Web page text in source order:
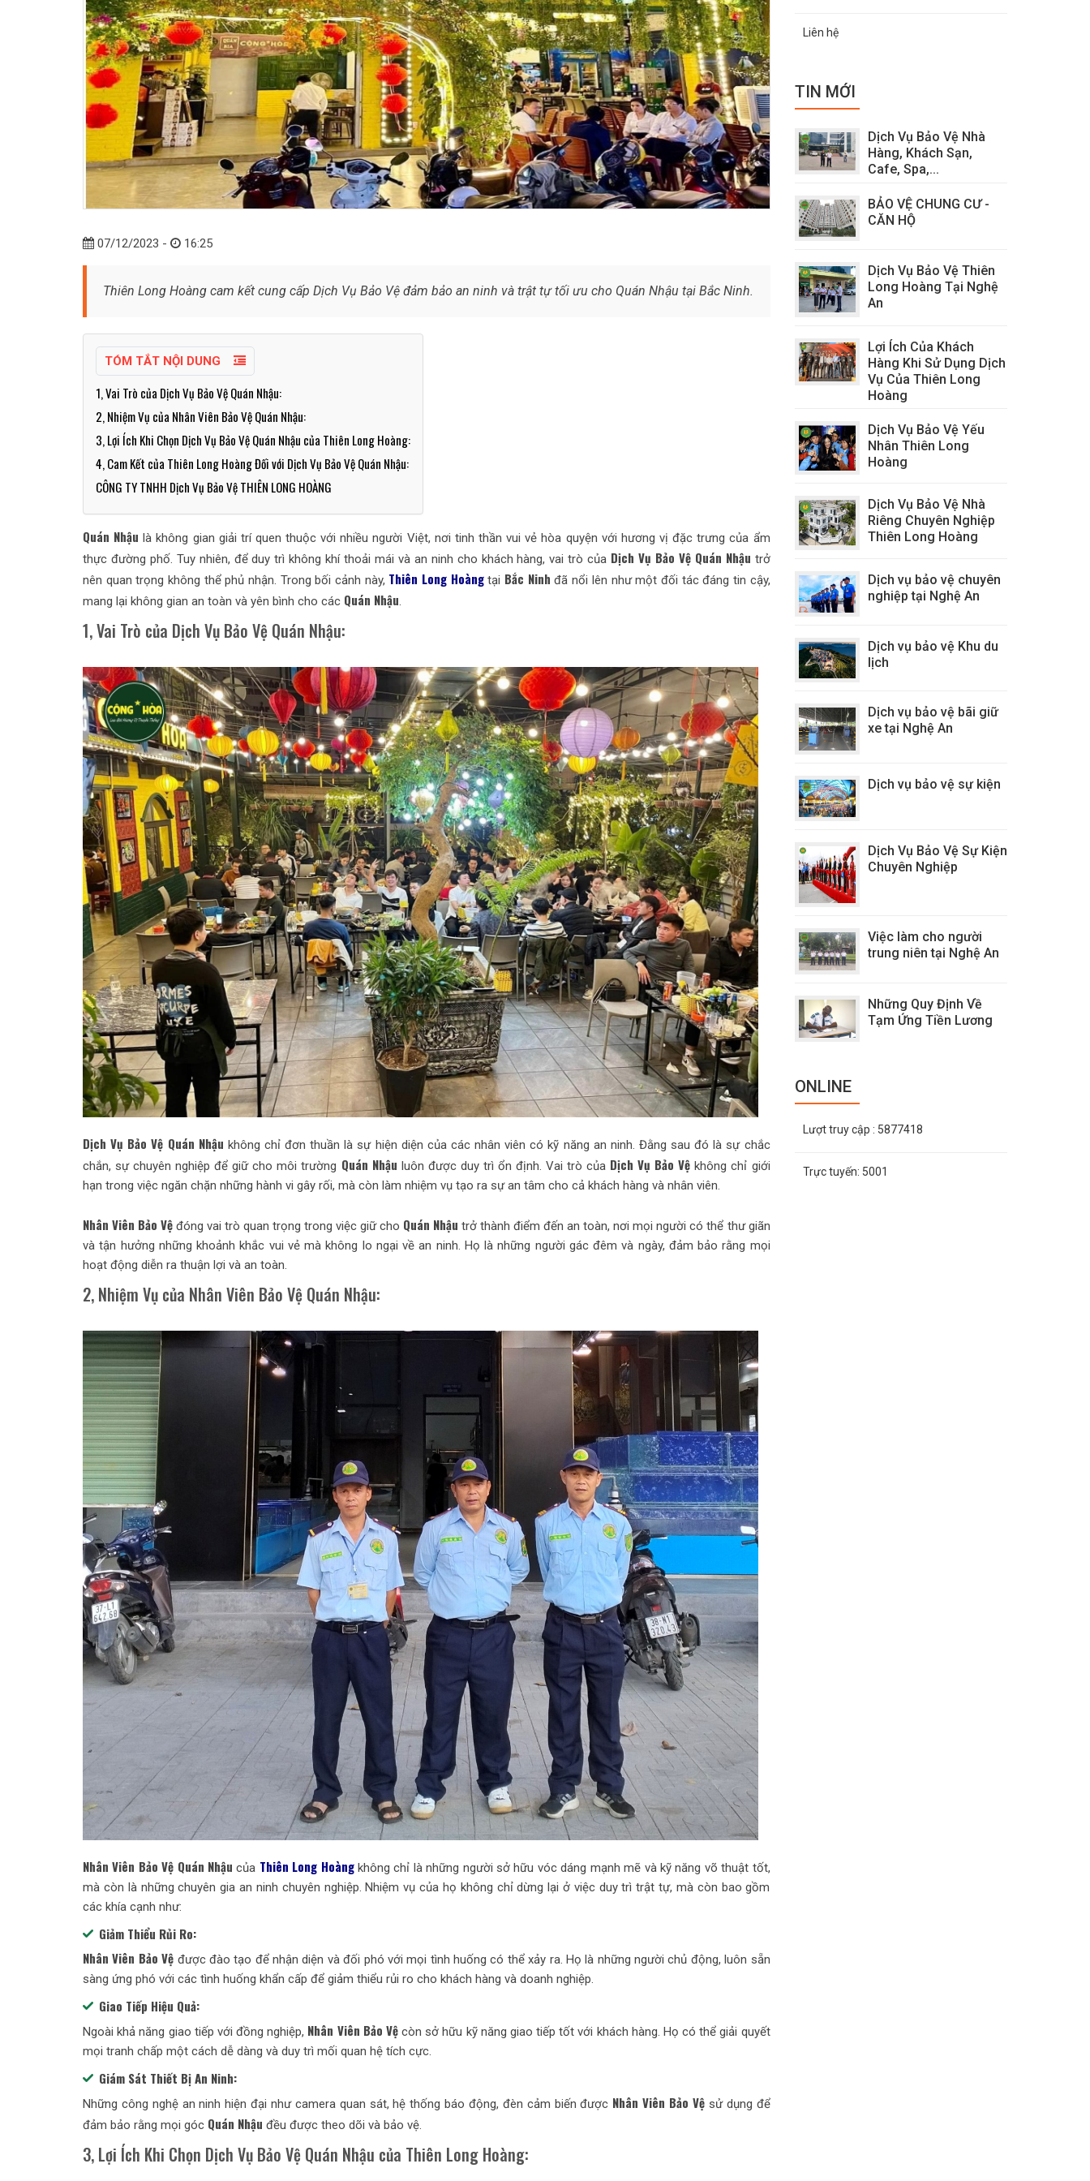
07/12/2023 - 16:25
Thiên Long Hoàng cam kết cung cấp Dịch Vụ Bảo Vệ đảm bảo an ninh và trật tự tối ưu cho Quán Nhậu tại Bắc Ninh.
TÓM TẮT NỘI DUNG
1, Vai Trò của Dịch Vụ Bảo Vệ Quán Nhậu:
2, Nhiệm Vụ của Nhân Viên Bảo Vệ Quán Nhậu:
3, Lợi Ích Khi Chọn Dịch Vụ Bảo Vệ Quán Nhậu của Thiên Long Hoàng:
4, Cam Kết của Thiên Long Hoàng Đối với Dịch Vụ Bảo Vệ Quán Nhậu:
CÔNG TY TNHH Dịch Vụ Bảo Vệ THIÊN LONG HOÀNG
Quán Nhậulà không gian giải trí quen thuộc với nhiều người Việt, nơi tinh thần vui vẻ hòa quyện với hương vị đặc trưng của ẩm
thực đường phố. Tuy nhiên, để duy trì không khí thoải mái và an ninh cho khách hàng, vai trò của Dịch Vụ Bảo Vệ Quán Nhậu trở
nên quan trọng không thể phủ nhận. Trong bối cảnh này, Thiên Long Hoàngtại Bắc Ninh đã nổi lên như một đối tác đáng tin cậy,
mang lại không gian an toàn và yên bình cho các Quán Nhậu
1, Vai Trò của Dịch Vụ Bảo Vệ Quán Nhậu:
Dịch Vụ Bảo Vệ Quán Nhậu không chỉ đơn thuần là sự hiện diện của các nhân viên có kỹ năng an ninh. Đằng sau đó là sự chắc
chắn, sự chuyên nghiệp để giữ cho môi trường Quán Nhậu luôn được duy trì ổn định. Vai trò của Dịch Vụ Bảo Vệ không chỉ giới
hạn trong việc ngăn chặn những hành vi gây rối, mà còn làm nhiệm vụ tạo ra sự an tâm cho cả khách hàng và nhân viên.
Nhân Viên Bảo Vệ đóng vai trò quan trọng trong việc giữ cho Quán Nhậu trở thành điểm đến an toàn, nơi mọi người có thể thư giãn
và tận hưởng những khoảnh khắc vui vẻ mà không lo ngại về an ninh. Họ là những người gác đêm và ngày, đảm bảo rằng mọi
hoạt động diễn ra thuận lợi và an toàn.
2, Nhiệm Vụ của Nhân Viên Bảo Vệ Quán Nhậu:
Nhân Viên Bảo Vệ Quán Nhậu của Thiên Long Hoàngkhông chỉ là những người sở hữu vóc dáng mạnh mẽ và kỹ năng võ thuật tốt,
mà còn là những chuyên gia an ninh chuyên nghiệp. Nhiệm vụ của họ không chỉ dừng lại ở việc duy trì trật tự, mà còn bao gồm
các khía cạnh như:
Giảm Thiểu Rủi Ro:
Nhân Viên Bảo Vệ được đào tạo để nhận diện và đối phó với mọi tình huống có thể xảy ra. Họ là những người chủ động, luôn sẵn
sàng ứng phó với các tình huống khẩn cấp để giảm thiểu rủi ro cho khách hàng và doanh nghiệp.
Giao Tiếp Hiệu Quả:
Ngoài khả năng giao tiếp với đồng nghiệp, Nhân Viên Bảo Vệcòn sở hữu kỹ năng giao tiếp tốt với khách hàng. Họ có thể giải quyết
mọi tranh chấp một cách dễ dàng và duy trì mối quan hệ tích cực.
Giám Sát Thiết Bị An Ninh:
Những công nghệ an ninh hiện đại như camera quan sát, hệ thống báo động, đèn cảm biến được Nhân Viên Bảo Vệsử dụng để
đảm bảo rằng mọi góc Quán Nhậu đều được theo dõi và bảo vệ.
3, Lợi Ích Khi Chọn Dịch Vụ Bảo Vệ Quán Nhậu của Thiên Long Hoàng:
Liên hệ
TIN MỚI
Dịch Vụ Bảo Vệ Nhà
Hàng, Khách Sạn,
Cafe, Spa,...
BẢO VỆ CHUNG CƯ -
CĂN HỘ
Dịch Vụ Bảo Vệ Thiên
Long Hoàng Tại Nghệ
An
Lợi Ích Của Khách
Hàng Khi Sử Dụng Dịch
Vụ Của Thiên Long
Hoàng
Dịch Vụ Bảo Vệ Yếu
Nhân Thiên Long
Hoàng
Dịch Vụ Bảo Vệ Nhà
Riêng Chuyên Nghiệp
Thiên Long Hoàng
Dịch vụ bảo vệ chuyên
nghiệp tại Nghệ An
Dịch vụ bảo vệ Khu du
lịch
Dịch vụ bảo vệ bãi giữ
xe tại Nghệ An
Dịch vụ bảo vệ sự kiện
Dịch Vụ Bảo Vệ Sự Kiện
Chuyên Nghiệp
Việc làm cho người
trung niên tại Nghệ An
Những Quy Định Về
Tạm Ứng Tiền Lương
ONLINE
Lượt truy cập : 5877418
Trực tuyến: 5001